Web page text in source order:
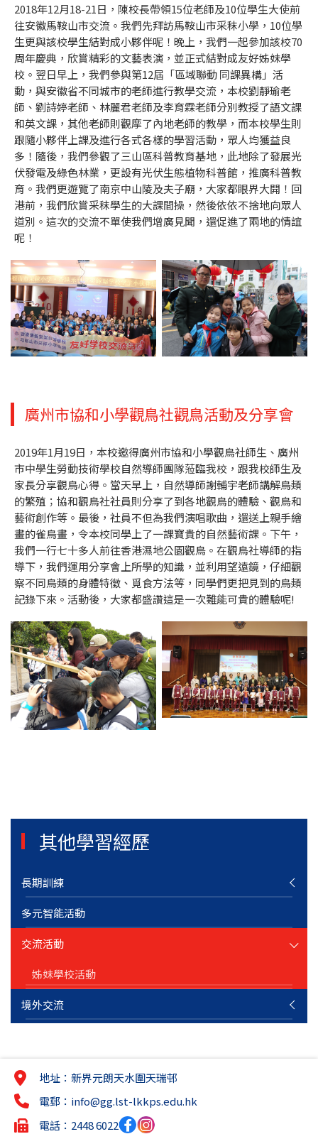
2018年12月18-21日，陳校長帶領15位老師及10位學生大使前
往安徽馬鞍山市交流。我們先拜訪馬鞍山市采秣小學，10位學
生更與該校學生結對成小夥伴呢！晚上，我們一起參加該校70
周年慶典，欣賞精彩的文藝表演，並正式結對成友好姊妹學
校。翌日早上，我們參與第12屆「區域聯動 同課異構」活
動，與安徽省不同城市的老師進行教學交流，本校劉靜瑜老
師、劉詩婷老師、林麗君老師及李育霖老師分別教授了語文課
和英文課，其他老師則觀摩了內地老師的教學，而本校學生則
跟隨小夥伴上課及進行各式各樣的學習活動，眾人均獲益良
多！隨後，我們參觀了三山區科普教育基地，此地除了發展光
伏發電及綠色林業，更設有光伏生態植物科普館，推廣科普教
育。我們更遊覽了南京中山陵及夫子廟，大家都眼界大開！回
港前，我們欣賞采秣學生的大課間操，然後依依不捨地向眾人
道別。這次的交流不單使我們增廣見聞，還促進了兩地的情誼
呢！
廣州市協和小學觀鳥社觀鳥活動及分享會
2019年1月19日，本校邀得廣州市協和小學觀鳥社師生、廣州
市中學生勞動技術學校自然導師團隊蒞臨我校，跟我校師生及
家長分享觀鳥心得。當天早上，自然導師謝輔宇老師講解鳥類
的繁殖；協和觀鳥社社員則分享了到各地觀鳥的體驗、觀鳥和
藝術創作等。最後，社員不但為我們演唱歌曲，還送上親手繪
畫的雀鳥畫，令本校同學上了一課寶貴的自然藝術課。下午，
我們一行七十多人前往香港濕地公園觀鳥。在觀鳥社導師的指
導下，我們運用分享會上所學的知識，並利用望遠鏡，仔細觀
察不同鳥類的身體特徵、覓食方法等，同學們更把見到的鳥類
記錄下來。活動後，大家都盛讚這是一次難能可貴的體驗呢!
其他學習經歷
長期訓練
多元智能活動
交流活動
姊妹學校活動
境外交流
地址：新界元朗天水圍天瑞邨
電郵： info@gg.lst-lkkps.edu.hk
電話：2448 6022